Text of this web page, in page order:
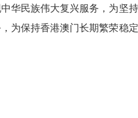
华民族伟大复兴服务，为坚
为保持香港澳门长期繁荣稳